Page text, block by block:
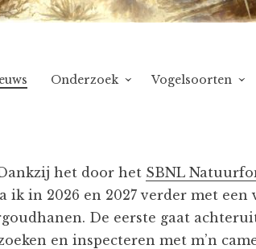
Onderzoek Vogelsoorten
het door het SBNL
ik in 2026 en 2027 verder met
De eerste gaat
en inspecteren met m’n